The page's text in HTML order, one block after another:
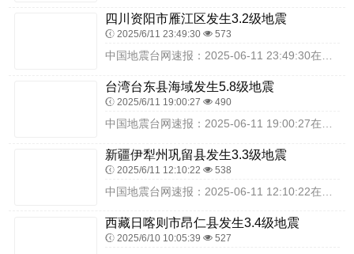
四川资阳市雁江区发生3.2级地震
2025/6/11 23:49:30 573
中国地震台网速报：2025-06-11 23:49:30在四川资阳市雁江区（北纬29.96度，东经104.67度）发生3.2级地震，震源深度15千米，最终结果以...
台湾台东县海域发生5.8级地震
2025/6/11 19:00:27 490
新疆伊犁州巩留县发生3.3级地震
2025/6/11 12:10:22 538
西藏日喀则市昂仁县发生3.4级地震
2025/6/10 10:05:39 527